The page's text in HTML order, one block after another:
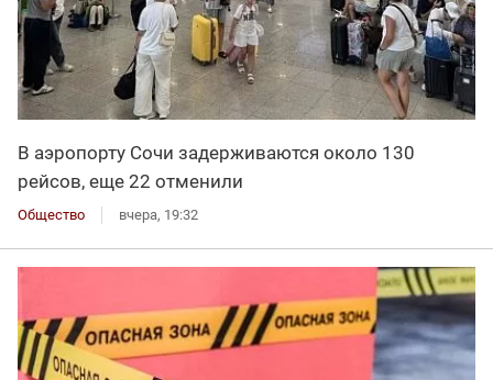
В аэропорту Сочи задерживаются около 130
рейсов, еще 22 отменили
Общество вчера, 19:32